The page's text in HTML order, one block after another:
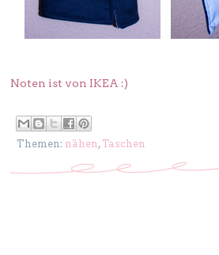
Noten ist von IKEA :)
Themen: nähen, Taschen